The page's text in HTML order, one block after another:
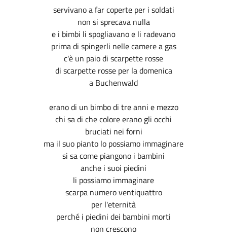
servivano a far coperte per i soldati
non si sprecava nulla
e i bimbi li spogliavano e li radevano
prima di spingerli nelle camere a gas
c'è un paio di scarpette rosse
di scarpette rosse per la domenica
a Buchenwald
erano di un bimbo di tre anni e mezzo
chi sa di che colore erano gli occhi
bruciati nei forni
ma il suo pianto lo possiamo immaginare
si sa come piangono i bambini
anche i suoi piedini
li possiamo immaginare
scarpa numero ventiquattro
per l'eternità
perché i piedini dei bambini morti
non crescono